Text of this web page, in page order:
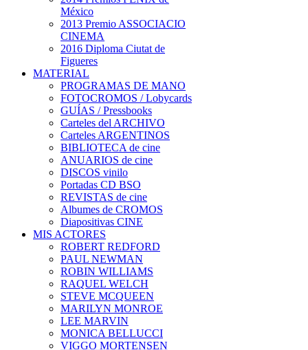
México
2013 Premio ASSOCIACIO
CINEMA
2016 Diploma Ciutat de
Figueres
MATERIAL
PROGRAMAS DE MANO
FOTOCROMOS / Lobycards
GUÍAS / Pressbooks
Carteles del ARCHIVO
Carteles ARGENTINOS
BIBLIOTECA de cine
ANUARIOS de cine
DISCOS vinilo
Portadas CD BSO
REVISTAS de cine
Albumes de CROMOS
Diapositivas CINE
MIS ACTORES
ROBERT REDFORD
PAUL NEWMAN
ROBIN WILLIAMS
RAQUEL WELCH
STEVE MCQUEEN
MARILYN MONROE
LEE MARVIN
MONICA BELLUCCI
VIGGO MORTENSEN